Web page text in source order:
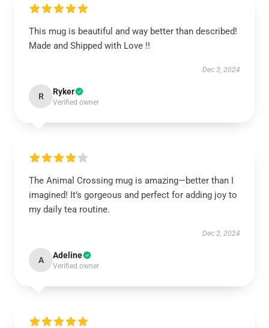
This mug is beautiful and way better than described!
Made and Shipped with Love !!
Dec 3, 2024
R Ryker
Verified owner
The Animal Crossing mug is amazing—better than I
imagined! It’s gorgeous and perfect for adding joy to
my daily tea routine.
Dec 2, 2024
A Adeline
Verified owner